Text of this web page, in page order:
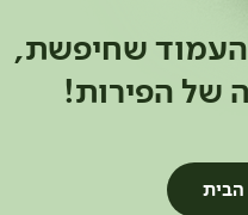
העמוד שחיפשת,
של הפירות!